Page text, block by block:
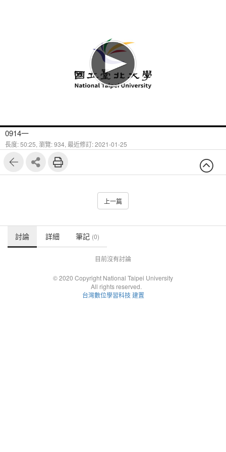
0914一
長度: 50:25, 瀏覽: 934, 最近修訂: 2021-01-25
上一篇
討論 詳細 筆記 (0)
目前沒有討論
© 2020 Copyright National Taipei University
All rights reserved.
台灣數位學習科技 建置